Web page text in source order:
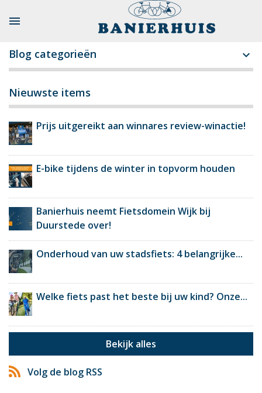

Blog categorieën 
Nieuwste items
Prijs uitgereikt aan winnares review-winactie!
E-bike tijdens de winter in topvorm houden
Banierhuis neemt Fietsdomein Wijk bij
Duurstede over!
Onderhoud van uw stadsfiets: 4 belangrijke...
Welke fiets past het beste bij uw kind? Onze...
Bekijk alles
Volg de blog RSS